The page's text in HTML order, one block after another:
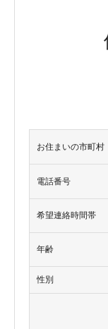
お住まいの市町村
電話番号
希望連絡時間帯
年齢
性別